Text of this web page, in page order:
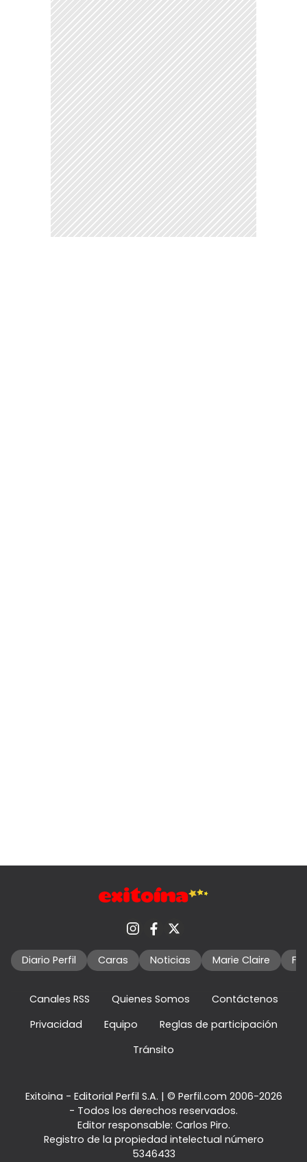
Diario Perfil Caras Noticias Marie Claire
Canales RSS Quienes Somos
Contáctenos
Privacidad
Equipo
Reglas de participación
Tránsito
Exitoina - Editorial Perfil S.A. | © Perfil.com 2006-2026
- Todos los derechos reservados.
Editor responsable: Carlos Piro.
Registro de la propiedad intelectual número
5346433